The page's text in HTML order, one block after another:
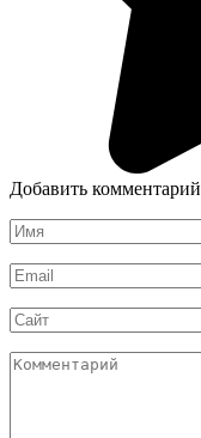
Добавить комментарий
Имя
*
Email
*
Сайт
Комментарий